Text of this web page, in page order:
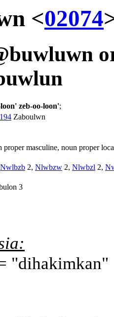
<02074
zeb-oo-loon';
Zaboulwn
proper masculine, noun proper
Nwlbzb 2, Nlwbzw 2, Nlwbzl 2,
3
"dihakimkan"